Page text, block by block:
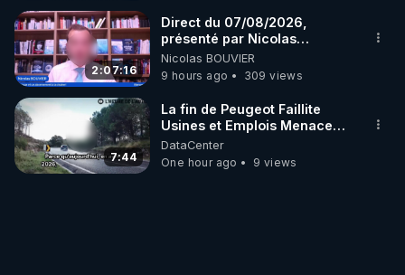
2:07:16
Direct du 07/08/2026,
présenté par Nicolas
BOUVIER
Nicolas BOUVIER
9 hours ago
309 views
7:44
La fin de Peugeot Faillite
Usines et Emplois Menacees
- L'heure de l'auto
DataCenter
One hour ago
9 views